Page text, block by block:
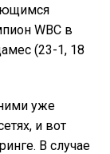
WBC в
(23-1, 18
уже
и вот
В случае